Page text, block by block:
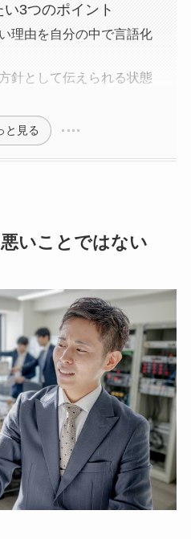
3つのポイント
理由を自分の中で言語化
針として伝えられる状態
と見る
いことではない